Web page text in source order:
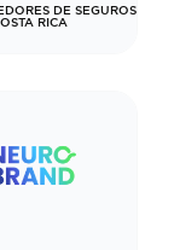
DE SEGUROS
RICA